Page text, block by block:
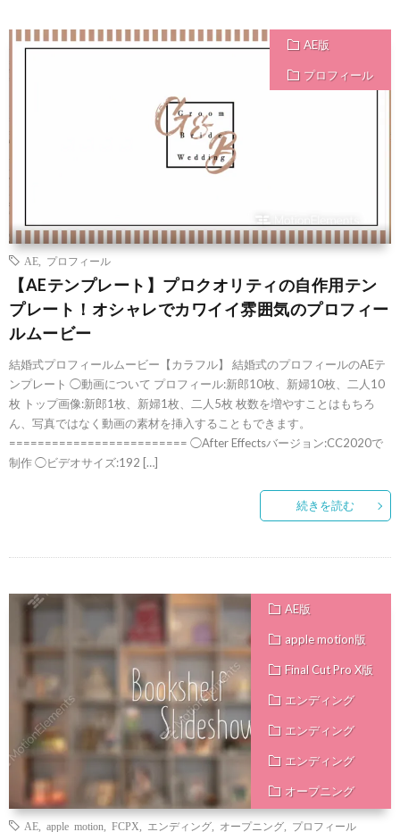
AE版
プロフィール
AE プロフィール
【AEテンプレート】プロクオリティの自作用テン
プレート！オシャレでカワイイ雰囲気のプロフィー
ルムービー
結婚式プロフィールムービー【カラフル】 結婚式のプロフィールのAEテ
ンプレート ◯動画について プロフィール:新郎10枚、新婦10枚、二人10
枚 トップ画像:新郎1枚、新婦1枚、二人5枚 枚数を増やすことはもちろ
ん、写真ではなく動画の素材を挿入することもできます。
========================= ◯After Effectsバージョン:CC2020で
制作 ◯ビデオサイズ:192 […]
続きを読む
AE版
apple motion版
Final Cut Pro X版
エンディング
エンディング
エンディング
オープニング
オープニング
AE apple motion FCPX エンディング オープニング プロフィール